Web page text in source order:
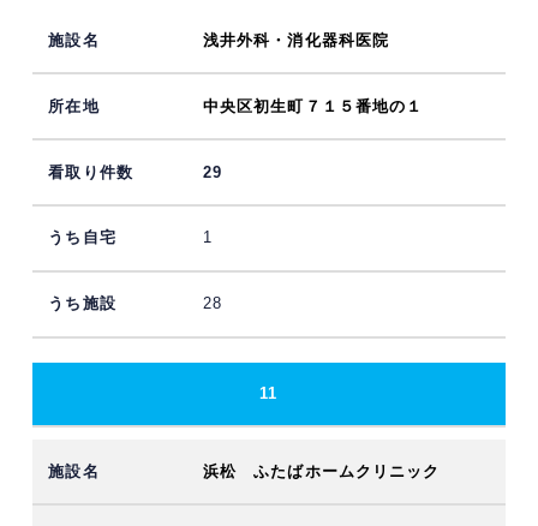
浅井外科・消化器科医院
中央区初生町７１５番地の１
29
1
28
11
浜松 ふたばホームクリニック